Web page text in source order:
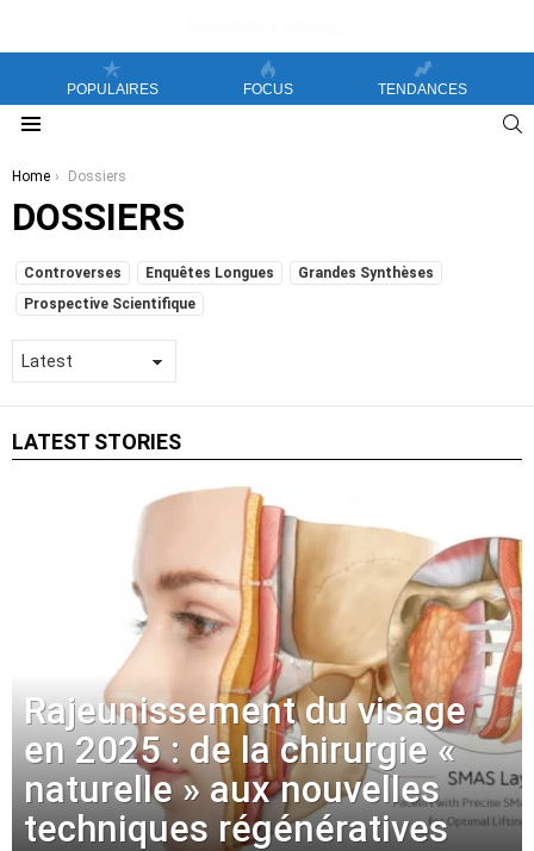
POPULAIRES FOCUS TENDANCES
You are here:
Home Dossiers
DOSSIERS
SUBTERMS
Controverses Enquêtes Longues
Grandes Synthèses
Prospective Scientifique
LATEST STORIES
Rajeunissement du visage
en 2025 : de la chirurgie «
naturelle » aux nouvelles
techniques régénératives